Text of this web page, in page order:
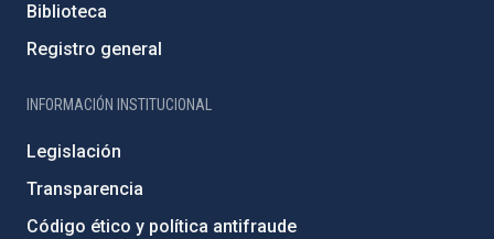
Biblioteca
Registro general
INFORMACIÓN INSTITUCIONAL
Legislación
Transparencia
Código ético y política antifraude